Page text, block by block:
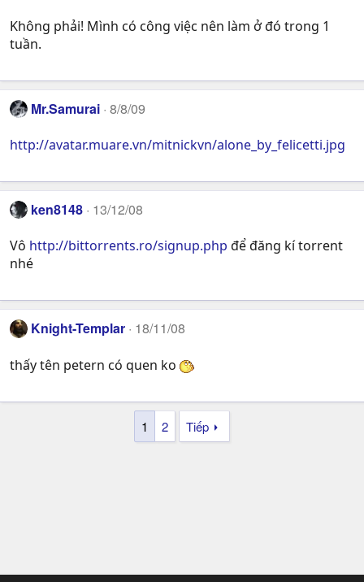
Không phải! Mình có công việc nên làm ở đó trong 1
tuần.
Mr.Samurai 8/8/09
http://avatar.muare.vn/mitnickvn/alone_by_felicetti.jpg
ken8148 13/12/08
Vô http://bittorrents.ro/signup.php để đăng kí torrent
nhé
Knight-Templar 18/11/08
thấy tên petern có quen ko
1 2 Tiếp